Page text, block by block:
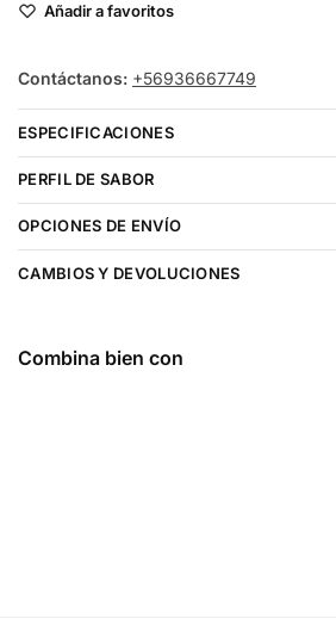
Añadir a favoritos
Contáctanos: +56936667749
ESPECIFICACIONES
PERFIL DE SABOR
OPCIONES DE ENVÍO
CAMBIOS Y DEVOLUCIONES
Combina bien con